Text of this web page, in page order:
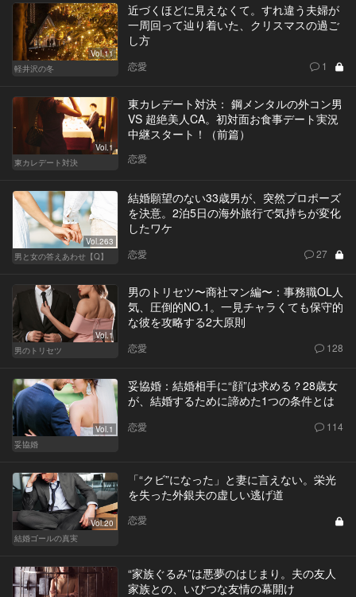
Vol.11
軽井沢の冬
近づくほどに見えなくて。すれ違う夫婦が
一周回って辿り着いた、クリスマスの過ご
し方
恋愛 1
Vol.1
東カレデート対決
東カレデート対決： 鋼メンタルの外コン男
VS 超絶美人CA。初対面お食事デート実況
中継スタート！（前篇）
恋愛
Vol.263
男と女の答えあわせ【Q】
結婚願望のない33歳男が、突然プロポーズ
を決意。2泊5日の海外旅行で気持ちが変化
したワケ
恋愛 27
Vol.1
男のトリセツ
男のトリセツ〜商社マン編〜：事務職OL人
気、圧倒的NO.1。一見チャラくても保守的
な彼を攻略する2大原則
恋愛 128
Vol.1
妥協婚
妥協婚：結婚相手に“顔”は求める？28歳女
が、結婚するために諦めた1つの条件とは
恋愛 114
Vol.20
結婚ゴールの真実
「“クビ”になった」と妻に言えない。栄光
を失った外銀夫の虚しい逃げ道
恋愛
“家族ぐるみ”は悪夢のはじまり。夫の友人
家族との、いびつな友情の幕開け